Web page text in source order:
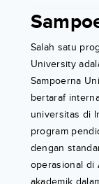
Salah satu
University
Sampoerna
bertaraf
universitas di
program
dengan
operasional di
akademik